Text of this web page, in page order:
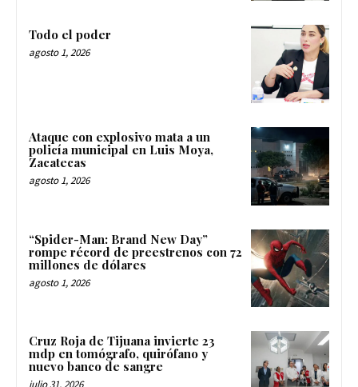
Todo el poder
agosto 1, 2026
Ataque con explosivo mata a un
policía municipal en Luis Moya,
Zacatecas
agosto 1, 2026
“Spider-Man: Brand New Day”
rompe récord de preestrenos con 72
millones de dólares
agosto 1, 2026
Cruz Roja de Tijuana invierte 23
mdp en tomógrafo, quirófano y
nuevo banco de sangre